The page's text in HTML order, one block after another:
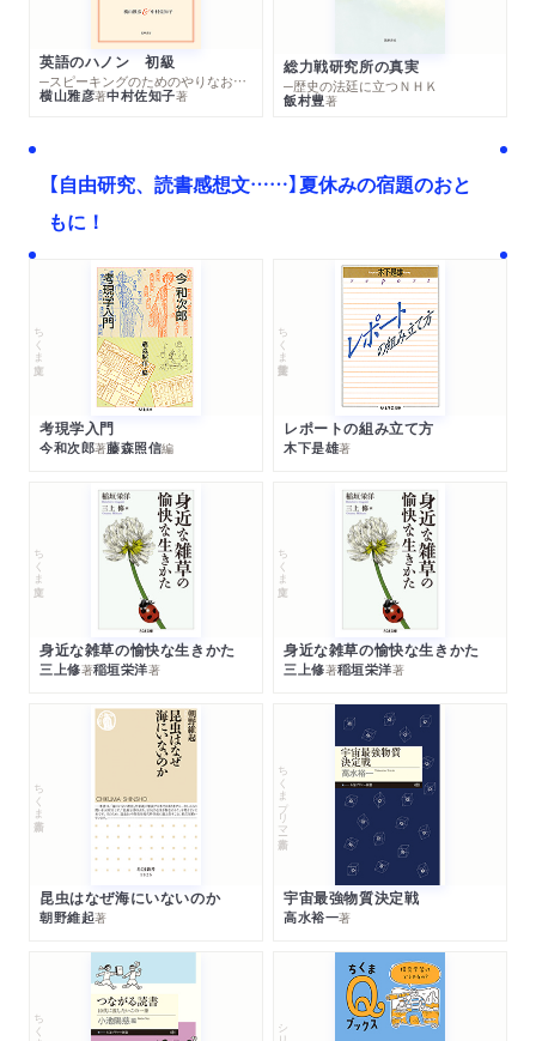
英語のハノン 初級
─スピーキングのためのやりなおし英文法スーパードリル
横山雅彦著中村佐知子著
総力戦研究所の真実
─歴史の法廷に立つＮＨＫ
飯村豊著
【自由研究、読書感想文……】夏休みの宿題のおと
もに！
ちくま文庫
考現学入門
今和次郎著藤森照信編
ちくま学芸文庫
レポートの組み立て方
木下是雄著
ちくま文庫
身近な雑草の愉快な生きかた
三上修著稲垣栄洋著
ちくま文庫
身近な雑草の愉快な生きかた
三上修著稲垣栄洋著
ちくま新書
昆虫はなぜ海にいないのか
朝野維起著
ちくまプリマー新書
宇宙最強物質決定戦
高水裕一著